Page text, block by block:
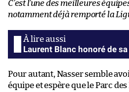
C’est l’une des meilleures
notamment déjà remporté la
Laurent Blanc honoré de
Pour autant, Nasser semble
équipe et espère que le Parc